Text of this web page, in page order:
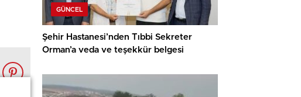
GÜNCEL
Şehir Hastanesi’nden Tıbbi Sekreter
Orman’a veda ve teşekkür belgesi